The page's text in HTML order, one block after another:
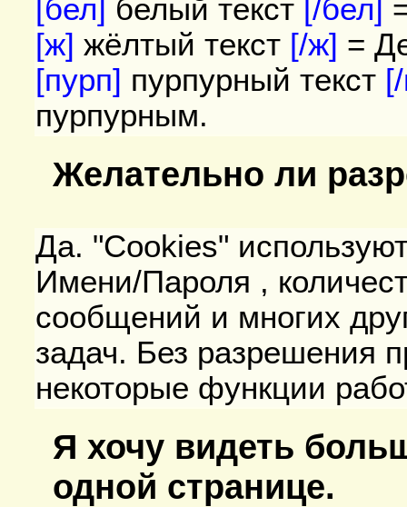
[бел] белый текст [/бел]
[ж] жёлтый текст [/ж] =
[пурп] пурпурный текст
пурпурным.
Желательно ли
Да. "Cookies"
Имени/Пароля ,
сообщений и многих
задач. Без разрешения
некоторые функции
Я хочу видеть
одной странице.